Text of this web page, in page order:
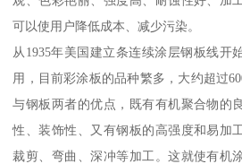
可以使用户降低成本、减少污染。
从1935年美国建立条连续涂层钢板线开
用，目前彩涂板的品种繁多，大约超过
与钢板两者的优点，既有有机聚合物的
性、装饰性、又有钢板的高强度和易加
裁剪、弯曲、深冲等加工。这就使有机